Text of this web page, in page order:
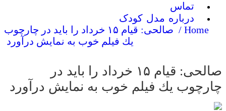
تماس
درباره مدل کودک
Home /
صالحی: قیام ۱۵ خرداد را باید در چارچوب
یك فیلم خوب به نمایش درآورد
صالحی: قیام ۱۵ خرداد را باید در
یك فیلم خوب به نمایش درآورد